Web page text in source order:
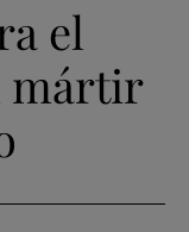
el
mártir